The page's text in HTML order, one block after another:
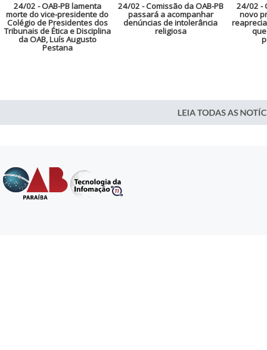
24/02 - OAB-PB lamenta
morte do vice-presidente do
Colégio de Presidentes dos
Tribunais de Ética e Disciplina
da OAB, Luís Augusto
Pestana
24/02 - Comissão da OAB-PB
passará a acompanhar
denúncias de intolerância
religiosa
24/02 -
novo